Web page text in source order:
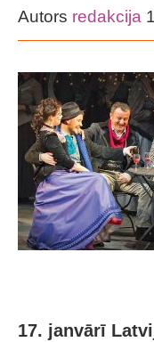
Autors redakcija
17. janvārī